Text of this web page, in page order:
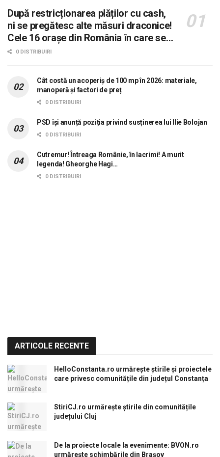
După restricționarea plăților cu cash,
ni se pregătesc alte măsuri draconice!
Cele 16 orașe din România în care se
dorește aplicarea sistemului 0 carne, 0
0 DISTRIBUIRI
Cât costă un acoperiș de 100 mp în 2026: materiale,
manoperă și factori de preț
0 DISTRIBUIRI
PSD își anunță poziția privind susținerea lui Ilie Bolojan
0 DISTRIBUIRI
Cutremur! Întreaga Românie, în lacrimi! A murit
legenda! Gheorghe Hagi…
0 DISTRIBUIRI
ARTICOLE RECENTE
HelloConstanta.ro urmărește știrile și proiectele
care privesc comunitățile din județul Constanța
StiriCJ.ro urmărește știrile din comunitățile
județului Cluj
De la proiecte locale la evenimente: BVON.ro
urmărește schimbările din Brașov